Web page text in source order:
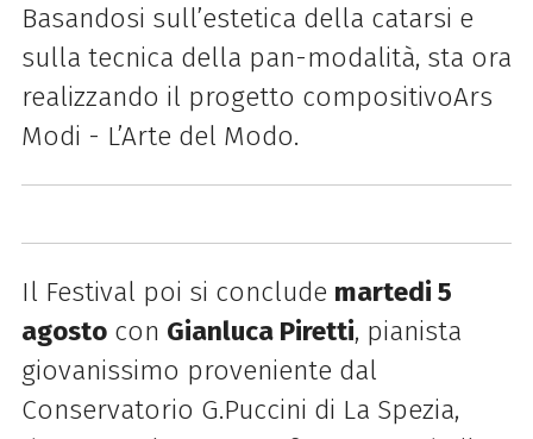
Basandosi sull’estetica della catarsi e
sulla tecnica della pan-modalità, sta ora
realizzando il progetto compositivoArs
Modi - L’Arte del Modo.
Il Festival poi si conclude martedi 5
agostocon Gianluca Piretti, pianista
giovanissimo proveniente dal
Conservatorio G.Puccini di La Spezia,